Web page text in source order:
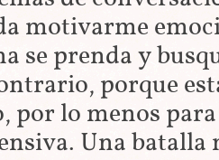
motivarme
se prenda y
porque
por lo menos
Una batalla